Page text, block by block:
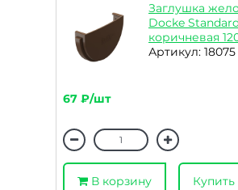
Заглушка
Docke
коричневая
Артикул: 18075
67 ₽/шт
В корзину Купить